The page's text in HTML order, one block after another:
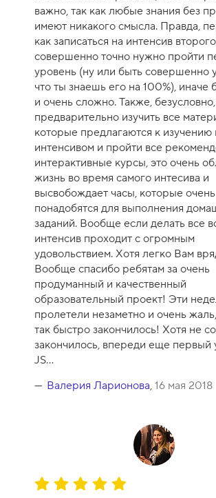
у
р
с
а
-
1
0
важно, так как любые знания без
имеют никакого смысла. Правда,
как записаться на интенсив
совершенно точно нужно пройти
уровень (ну или быть совершенно
что ты знаешь его на 100%), иначе
и очень сложно. Также,
предварительно изучить все
которые предлагаются к изучению
интенсивом и пройти все
интерактивные курсы, это очень
жизнь во время самого интесива и
высвобождает часы, которые очень
понадобятся для выполнения
заданий. Вообще если делать все
интенсив проходит с огромным
удовольствием. Хотя легко Вам
Вообще спасибо ребятам за очень
продуманный и качественный
образовательный проект! Эти
пролетели незаметно и очень
так быстро закончилось! Хотя не
закончилось, впереди еще первый
JS...
Валерия Ларионова, 16 мая 2018
О